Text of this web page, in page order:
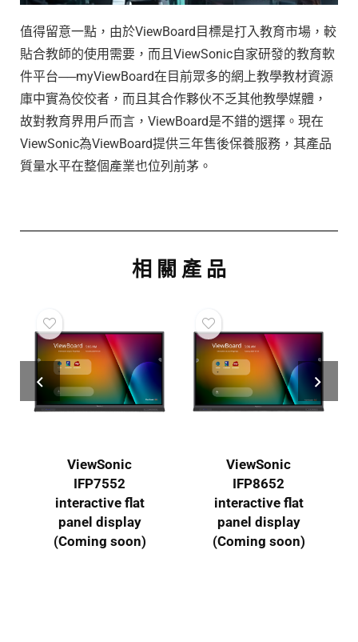
值得留意一點，由於ViewBoard目標是打入教育市場，較
貼合教師的使用需要，而且ViewSonic自家研發的教育軟
件平台──myViewBoard在目前眾多的網上教學教材資源
庫中實為佼佼者，而且其合作夥伙不乏其他教學媒體，
故對教育界用戶而言，ViewBoard是不錯的選擇。現在
ViewSonic為ViewBoard提供三年售後保養服務，其產品
質量水平在整個產業也位列前茅。
相 關 產 品
ViewSonic
interactive flat
panel display
(Coming soon)
ViewSonic
IFP5550-3
HD55 吋
ViewBoard®